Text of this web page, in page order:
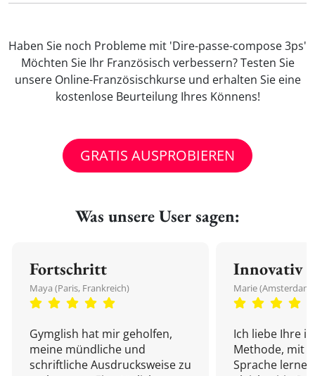
Haben Sie noch Probleme mit 'Dire-passe-compose 3ps'
Möchten Sie Ihr Französisch verbessern? Testen Sie
unsere Online-Französischkurse und erhalten Sie eine
kostenlose Beurteilung Ihres Könnens!
GRATIS AUSPROBIEREN
Was unsere User sagen:
Fortschritt
Maya (Paris, Frankreich)
Gymglish hat mir geholfen,
meine mündliche und
schriftliche Ausdrucksweise zu
Innovativ
Marie
Ich liebe Ihre
Methode, mit
Sprache